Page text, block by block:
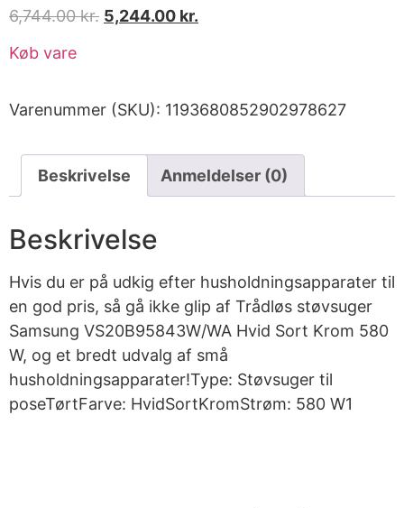
6,744.00kr. 5,244.00 kr.
Køb vare
Varenummer (SKU): 1193680852902978627
Beskrivelse Anmeldelser (0)
Beskrivelse
Hvis du er på udkig efter husholdningsapparater til
en god pris, så gå ikke glip af Trådløs støvsuger
Samsung VS20B95843W/WA Hvid Sort Krom 580
W, og et bredt udvalg af små
husholdningsapparater!Type: Støvsuger til
poseTørtFarve: HvidSortKromStrøm: 580 W1